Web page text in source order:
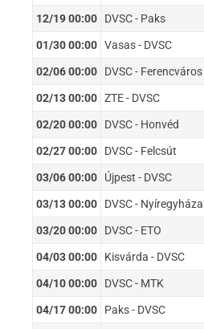
12/19 00:00 DVSC - Paks
01/30 00:00 Vasas - DVSC
02/06 00:00 DVSC - Ferencváros
02/13 00:00 ZTE - DVSC
02/20 00:00 DVSC - Honvéd
02/27 00:00 DVSC - Felcsút
03/06 00:00 Újpest - DVSC
03/13 00:00 DVSC - Nyíregyháza
03/20 00:00 DVSC - ETO
04/03 00:00 Kisvárda - DVSC
04/10 00:00 DVSC - MTK
04/17 00:00 Paks - DVSC